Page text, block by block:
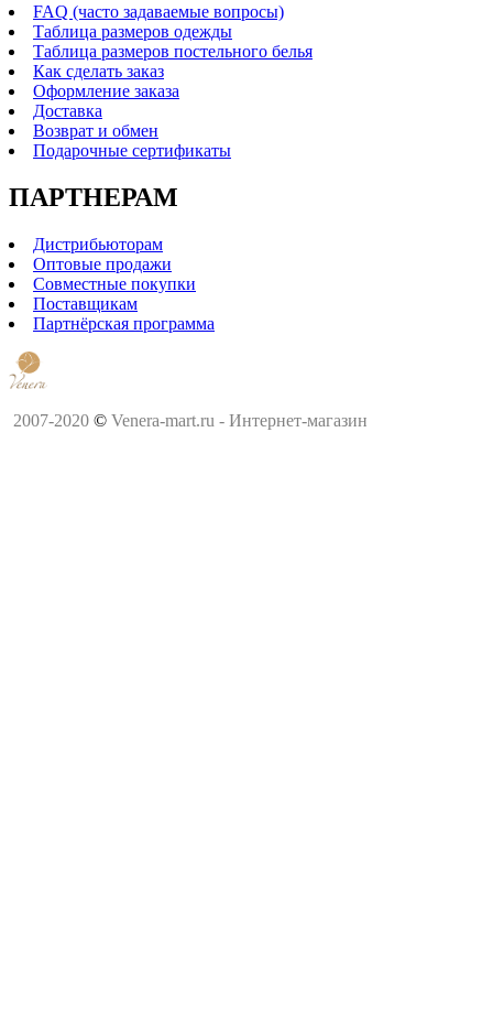
FAQ (часто задаваемые вопросы)
Таблица размеров одежды
Таблица размеров постельного белья
Как сделать заказ
Оформление заказа
Доставка
Возврат и обмен
Подарочные сертификаты
ПАРТНЕРАМ
Дистрибьюторам
Оптовые продажи
Совместные покупки
Поставщикам
Партнёрская программа
2007-2020 © Venera-mart.ru - Интернет-магазин